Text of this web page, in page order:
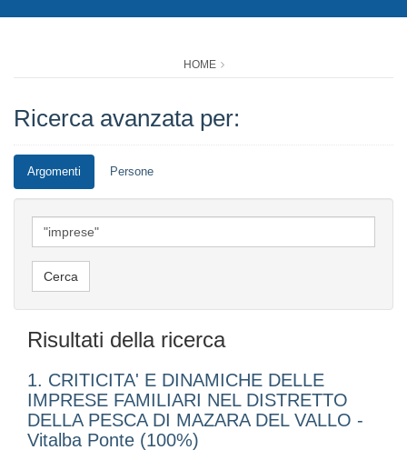
HOME
Ricerca avanzata per:
Argomenti Persone
Risultati della ricerca
1. CRITICITA' E DINAMICHE DELLE
IMPRESE FAMILIARI NEL DISTRETTO
DELLA PESCA DI MAZARA DEL VALLO -
Vitalba Ponte (100%)